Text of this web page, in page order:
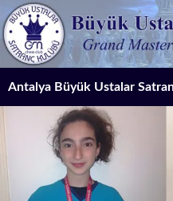
İçeriğe
atla
Antalya Büyük Ustalar